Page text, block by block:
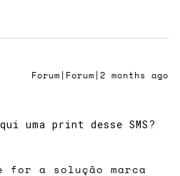
Forum|Forum|2 months ago
uma print desse SMS?
for a solução marca